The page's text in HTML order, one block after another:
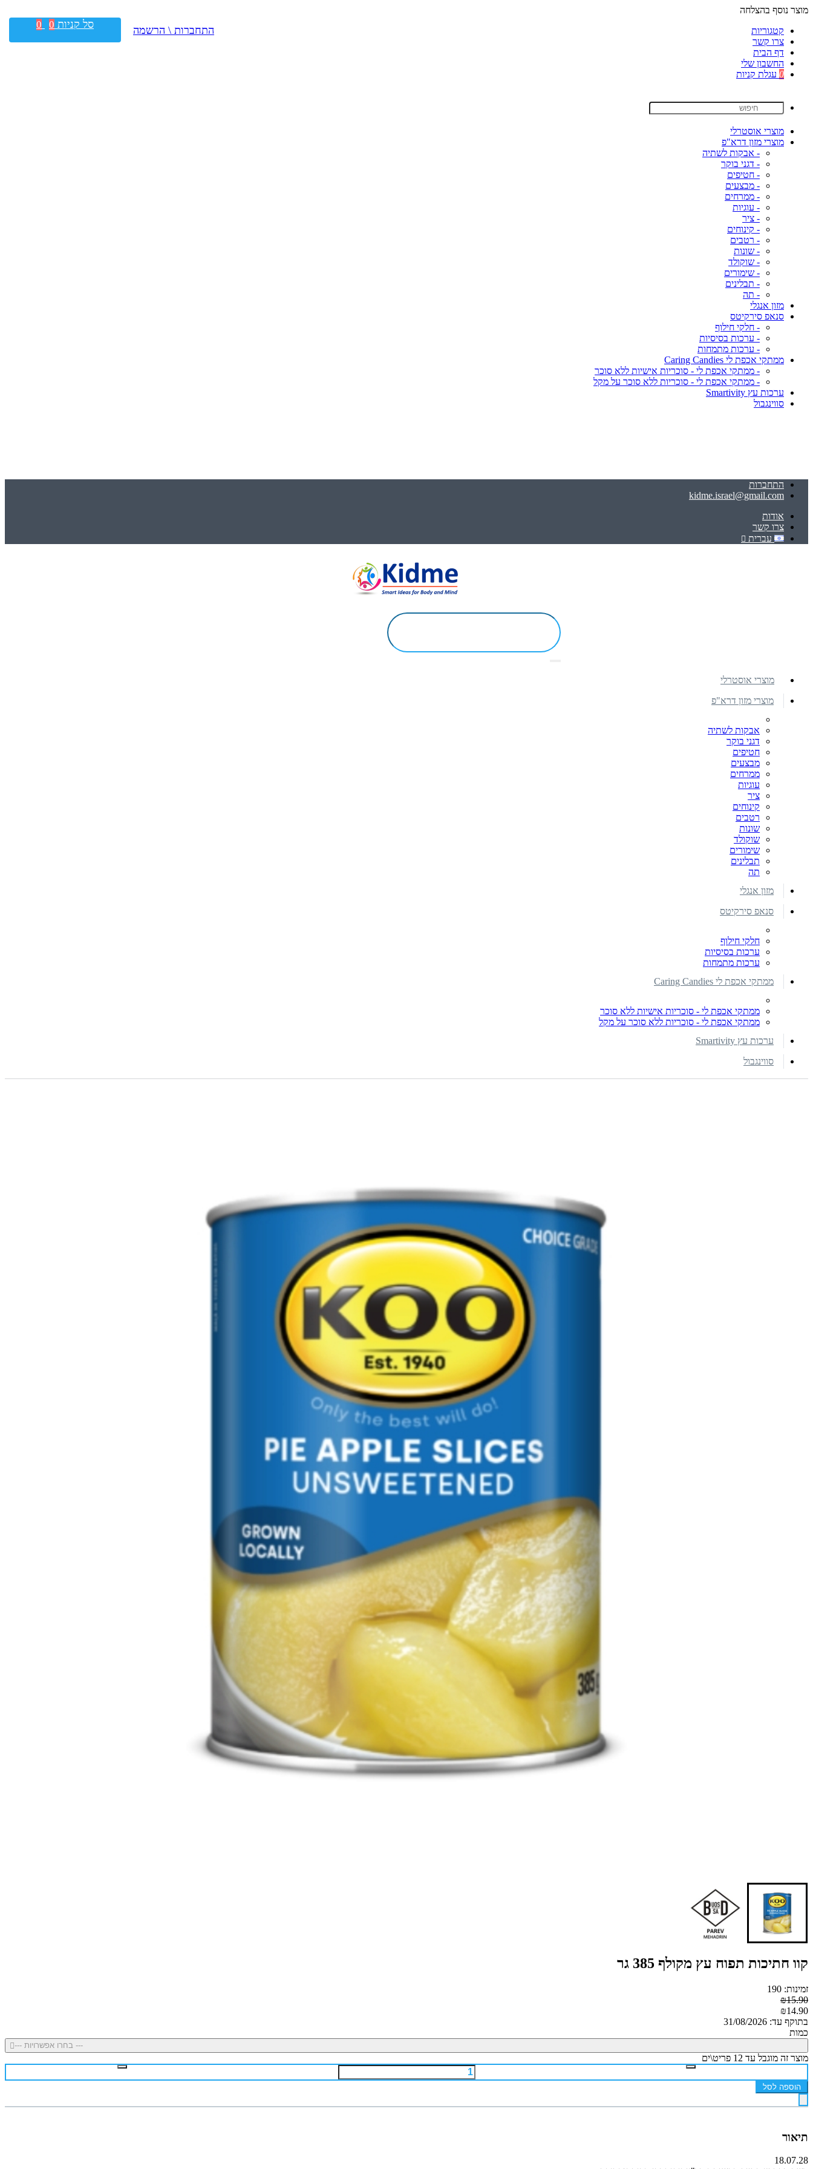
מוצר נוסף בהצלחה
קטגוריות
צרו קשר
דף הבית
החשבון שלי
0 עגלת קניות
מוצרי אוסטרלי
מוצרי מזון דרא"פ
- אבקות לשתיה
- דגני בוקר
- חטיפים
- מבצעים
- ממרחים
- עוגיות
- ציר
- קינוחים
- רטבים
- שונות
- שוקולד
- שימורים
- תבלינים
- תה
מזון אנגלי
סנאפ סירקיטס
- חלקי חילוף
- ערכות בסיסיות
- ערכות מתמחות
ממתקי אכפת לי Caring Candies
- ממתקי אכפת לי - סוכריות אישיות ללא סוכר
- ממתקי אכפת לי - סוכריות ללא סוכר על מקל
ערכות עץ Smartivity
סווינגבול
התחברות
kidme.israel@gmail.com
אודות
צרו קשר
עברית
התחברות \ הרשמה סל קניות 0
0
מוצרי אוסטרלי
מוצרי מזון דרא"פ
אבקות לשתיה
דגני בוקר
חטיפים
מבצעים
ממרחים
עוגיות
ציר
קינוחים
רטבים
שונות
שוקולד
שימורים
תבלינים
תה
מזון אנגלי
סנאפ סירקיטס
חלקי חילוף
ערכות בסיסיות
ערכות מתמחות
ממתקי אכפת לי Caring Candies
ממתקי אכפת לי - סוכריות אישיות ללא סוכר
ממתקי אכפת לי - סוכריות ללא סוכר על מקל
ערכות עץ Smartivity
סווינגבול
קוו חתיכות תפוח עץ מקולף 385 גר
זמינות: 190
₪15.90
₪14.90
בתוקף עד: 31/08/2026
כמות
--- בחרו אפשרויות ---
מוצר זה מוגבל עד 12 פריט\ים
הוספה לסל
תיאור
18.07.28